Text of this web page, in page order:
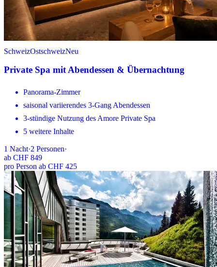
SchweizOstschweizNeu
Private Spa mit Abendessen & Übernachtung
Panorama-Zimmer
saisonal variierendes 3-Gang Abendessen
3-stündige Nutzung des Amore Private Spa
5 weitere Inhalte
1 Nacht·2 Personen·
ab CHF 849
pro Person ab CHF 425